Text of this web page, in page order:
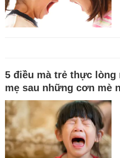
5 điều mà trẻ thực
mẹ sau những cơn mè